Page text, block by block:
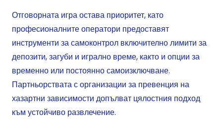
Отговорната игра остава приоритет, като
професионалните оператори предоставят
инструменти за самоконтрол включително лимити за
депозити, загуби и игрално време, както и опции за
временно или постоянно самоизключване.
Партньорствата с организации за превенция на
хазартни зависимости допълват цялостния подход
към устойчиво развлечение.